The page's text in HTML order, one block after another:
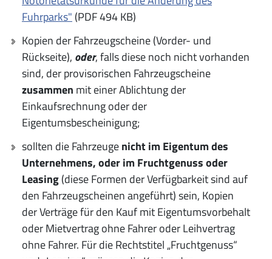
Fuhrparks" (PDF 494 KB)
Kopien der Fahrzeugscheine (Vorder- und
Rückseite), oder, falls diese noch nicht vorhanden
sind, der provisorischen Fahrzeugscheine
zusammen mit einer Ablichtung der
Einkaufsrechnung oder der
Eigentumsbescheinigung;
sollten die Fahrzeugenicht im Eigentum des
Unternehmens, oder im Fruchtgenuss oder
Leasing(diese Formen der Verfügbarkeit sind auf
den Fahrzeugscheinen angeführt) sein, Kopien
der Verträge für den Kauf mit Eigentumsvorbehalt
oder Mietvertrag ohne Fahrer oder Leihvertrag
ohne Fahrer. Für die Rechtstitel „Fruchtgenuss“